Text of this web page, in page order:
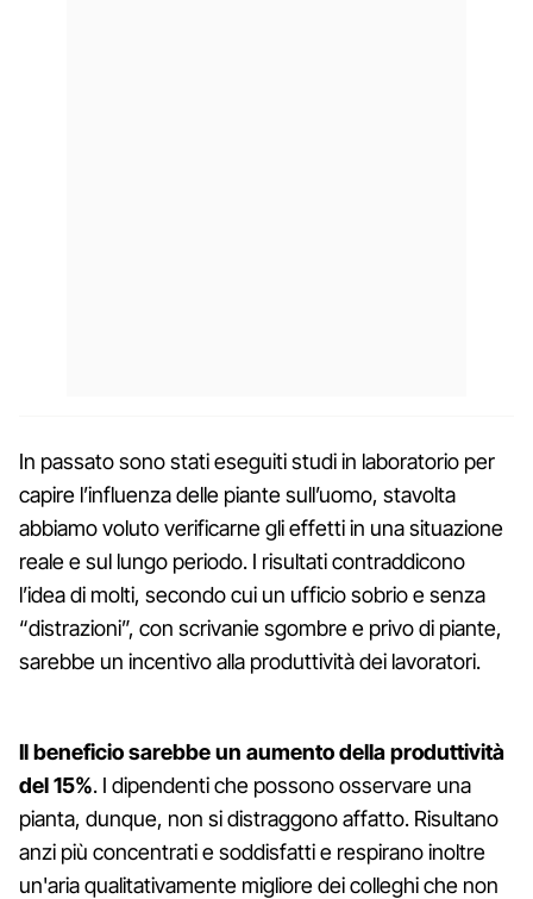
In passato sono stati eseguiti studi in laboratorio per
capire l’influenza delle piante sull’uomo, stavolta
abbiamo voluto verificarne gli effetti in una situazione
reale e sul lungo periodo. I risultati contraddicono
l’idea di molti, secondo cui un ufficio sobrio e senza
“distrazioni”, con scrivanie sgombre e privo di piante,
sarebbe un incentivo alla produttività dei lavoratori.
Il beneficio sarebbe un aumento della produttività
del 15%. I dipendenti che possono osservare una
pianta, dunque, non si distraggono affatto. Risultano
anzi più concentrati e soddisfatti e respirano inoltre
un'aria qualitativamente migliore dei colleghi che non